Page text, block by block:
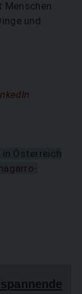
Menschen
und
Österreich